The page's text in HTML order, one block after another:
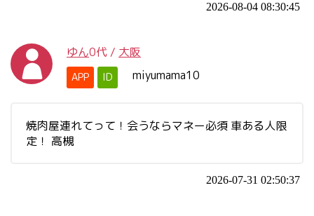
2026-08-04 08:30:45
ゆん0代 / 大阪
APP ID miyumama10
焼肉屋連れてって！会うならマネー必須 車ある人限
定！ 高槻
2026-07-31 02:50:37